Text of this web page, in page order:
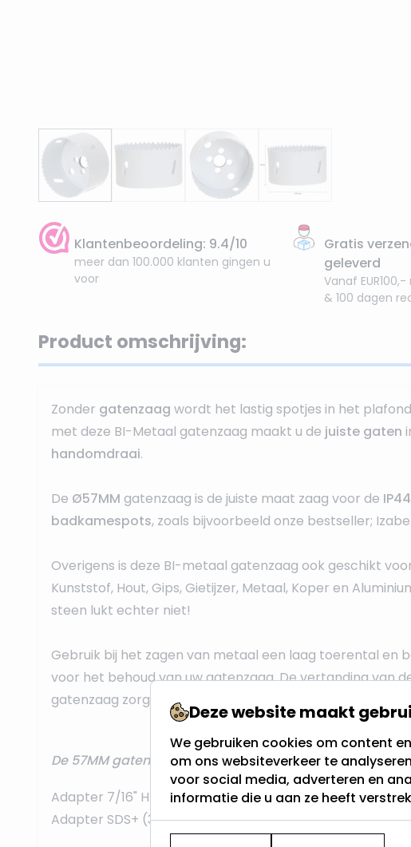
Klantenbeoordeling: 9.4/10
meer dan 100.000 klanten gingen u
voor
Gratis
geleverd
Vanaf EUR100,-
& 100 dagen
Product omschrijving:
Zonder gatenzaag wordt het lastig spotjes in het
met deze BI-Metaal gatenzaag maakt u de juiste gaten
handomdraai.
De Ø57MM gatenzaag is de juiste maat zaag voor de IP44
badkamespots, zoals bijvoorbeeld onze bestseller;
Overigens is deze BI-metaal gatenzaag ook geschikt voor
Kunststof, Hout, Gips, Gietijzer, Metaal, Koper en
steen lukt echter niet!
Gebruik bij het zagen van metaal een laag toerental en
voor het behoud van uw gatenzaag. De vertanding van
gatenzaag zorgt voor een snelle spaanafvoer.
De 57MM gatenzaag is te combineren met de
Adapter 7/16" HEX 10 mm (32-200 mm)
Adapter SDS+ (32-200mm)
Deze website maakt
We gebruiken cookies om content
om ons websiteverkeer te
voor social media, adverteren en
informatie die u aan ze heeft